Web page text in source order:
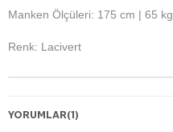
Manken Ölçüleri: 175 cm | 65 kg
Renk: Lacivert
YORUMLAR(1)